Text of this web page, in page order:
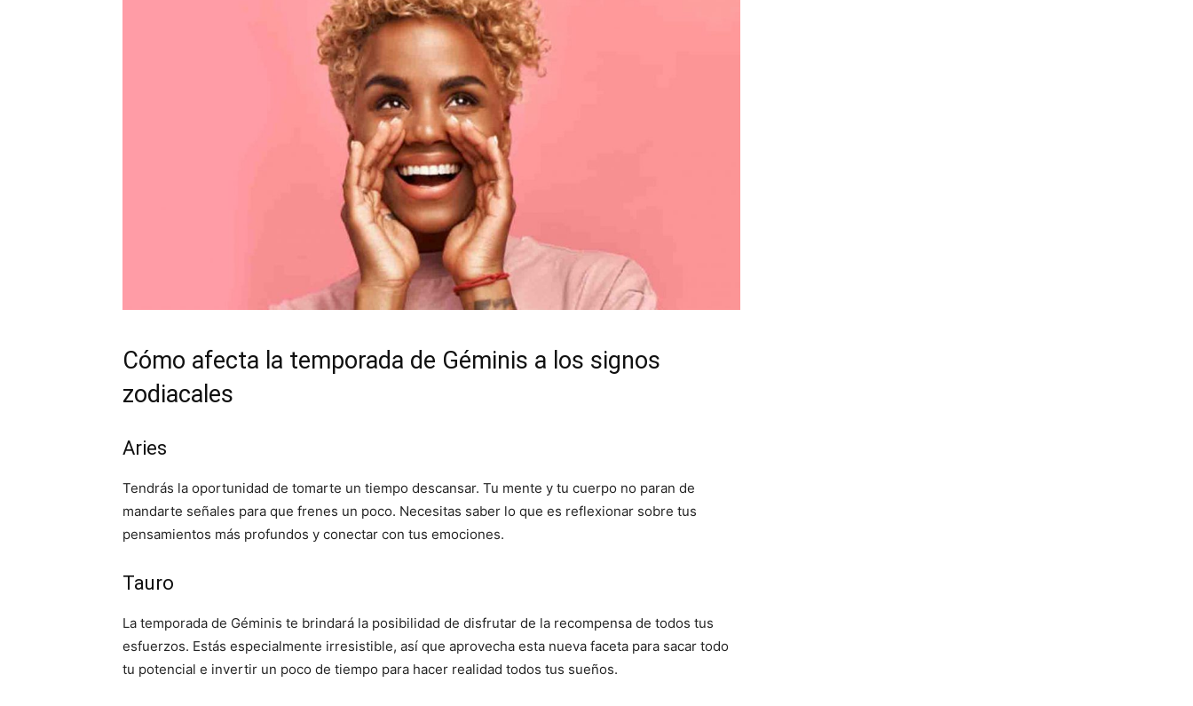
Cómo afecta la temporada de Géminis a los signos
zodiacales
Aries
Tendrás la oportunidad de tomarte un tiempo descansar. Tu mente y tu cuerpo no paran de
mandarte señales para que frenes un poco. Necesitas saber lo que es reflexionar sobre tus
pensamientos más profundos y conectar con tus emociones.
Tauro
La temporada de Géminis te brindará la posibilidad de disfrutar de la recompensa de todos tus
esfuerzos. Estás especialmente irresistible, así que aprovecha esta nueva faceta para sacar todo
tu potencial e invertir un poco de tiempo para hacer realidad todos tus sueños.